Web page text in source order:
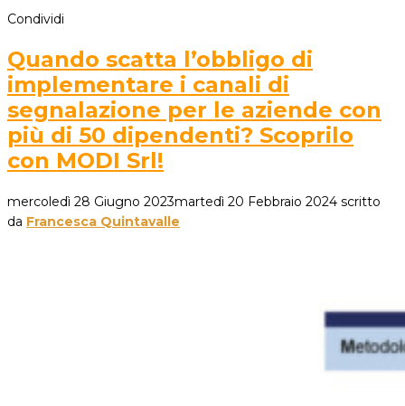
Condividi
Quando scatta l’obbligo di
implementare i canali di
segnalazione per le aziende con
più di 50 dipendenti? Scoprilo
con MODI Srl!
mercoledì 28 Giugno 2023martedì 20 Febbraio 2024 scritto
da Francesca Quintavalle